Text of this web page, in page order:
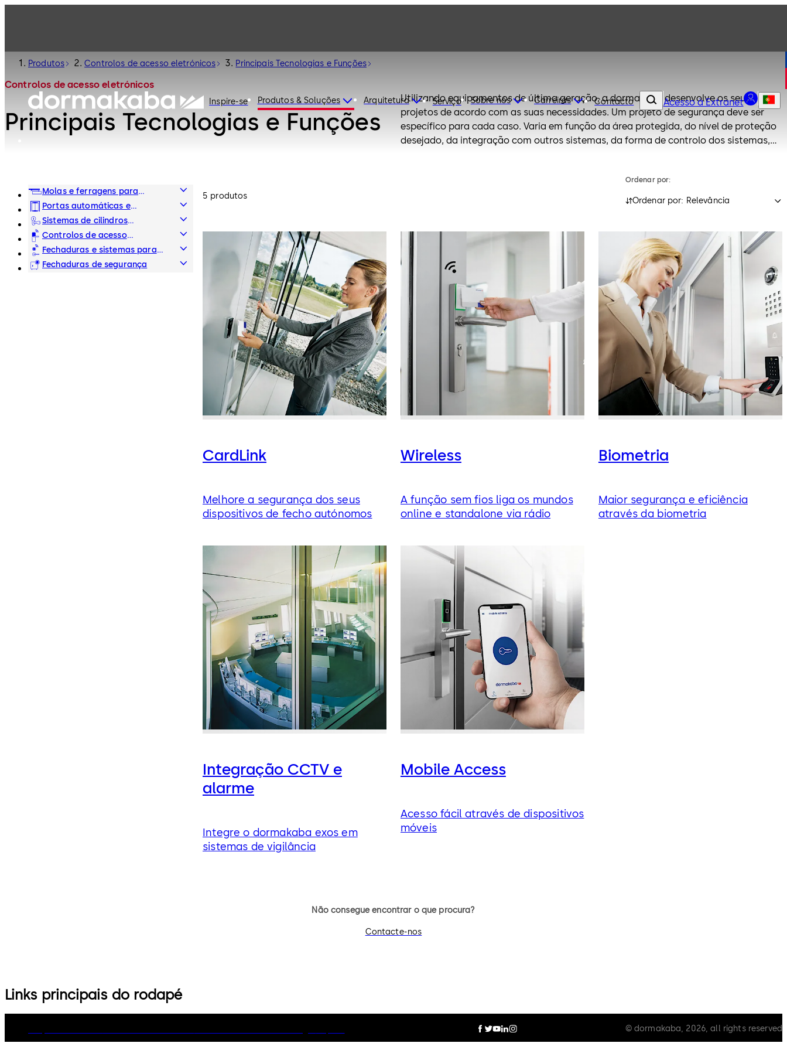
Inspire-se Produtos & Soluções Arquitetura Serviço Sobre nós Carreiras Contacto Acesso à Extranet
Produtos Controlos de acesso eletrónicos Principais Tecnologias e Funções
Controlos de acesso eletrónicos
Principais Tecnologias e Funções
Utilizando equipamentos de última geração, a dormakaba desenvolve os seus
projetos de acordo com as suas necessidades. Um projeto de segurança deve ser
específico para cada caso. Varia em função da área protegida, do nível de proteção
desejado, da integração com outros sistemas, da forma de controlo dos sistemas,
custo/benefício em sistemas de segurança, e estará a adquirir um sistema que
Molas e ferragens para
portas
Portas automáticas e
barreiras de acesso
Sistemas de cilindros
mecânicos
Controlos de acesso
eletrónicos
Fechaduras e sistemas para
hotéis
Fechaduras de segurança
Ordenar por:
Ordenar por: Relevância
5 produtos
CardLink
Melhore a segurança dos seus
dispositivos de fecho autónomos
Wireless
A função sem fios liga os mundos
online e standalone via rádio
Biometria
Maior segurança e eficiência
através da biometria
Integração CCTV e
alarme
Integre o dormakaba exos em
sistemas de vigilância
Mobile Access
Acesso fácil através de dispositivos
móveis
Não consegue encontrar o que procura?
Contacte-nos
Links principais do rodapé
© dormakaba, 2026, all rights reserved